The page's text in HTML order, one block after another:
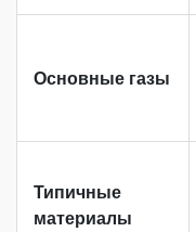
Основные газы
Типичные
материалы